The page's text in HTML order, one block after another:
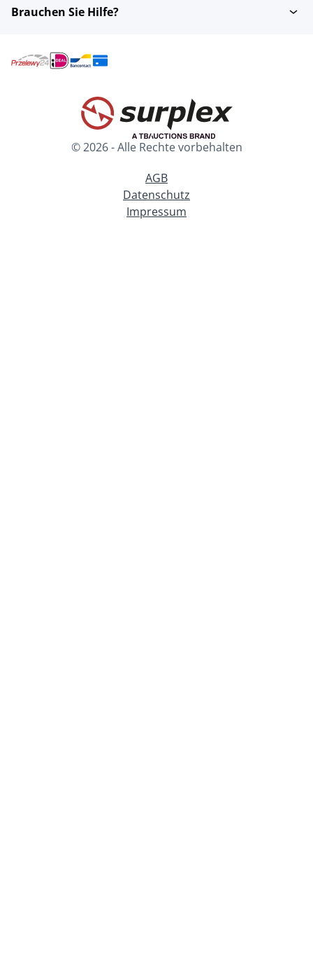
Brauchen Sie Hilfe?
© 2026 - Alle Rechte vorbehalten
AGB
Datenschutz
Impressum